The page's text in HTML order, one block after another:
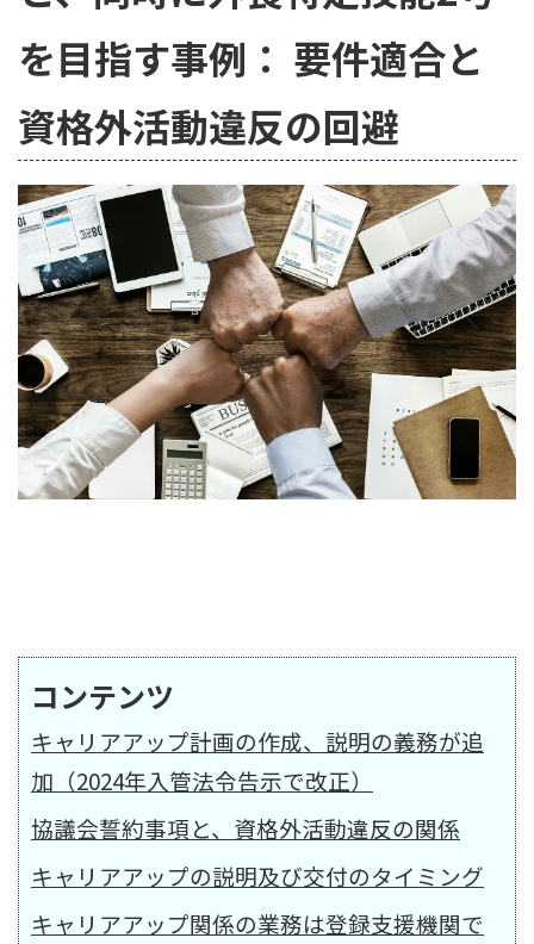
を目指す事例： 要件適合と
資格外活動違反の回避
コンテンツ
キャリアアップ計画の作成、説明の義務が追
加（2024年入管法令告示で改正）
協議会誓約事項と、資格外活動違反の関係
キャリアアップの説明及び交付のタイミング
キャリアアップ関係の業務は登録支援機関で